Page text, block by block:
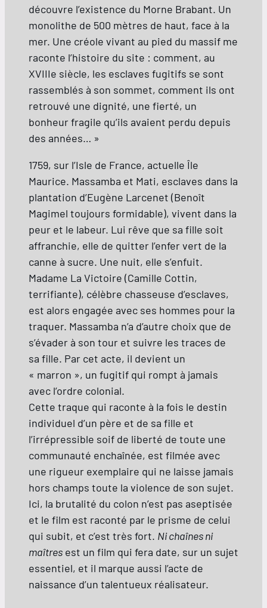
découvre l’existence du Morne Brabant. Un
monolithe de 500 mètres de haut, face à la
mer. Une créole vivant au pied du massif me
raconte l’histoire du site : comment, au
XVIIIe siècle, les esclaves fugitifs se sont
rassemblés à son sommet, comment ils ont
retrouvé une dignité, une fierté, un
bonheur fragile qu’ils avaient perdu depuis
des années… »
1759, sur l’Isle de France, actuelle Île
Maurice. Massamba et Mati, esclaves dans la
plantation d’Eugène Larcenet (Benoît
Magimel toujours formidable), vivent dans la
peur et le labeur. Lui rêve que sa fille soit
affranchie, elle de quitter l’enfer vert de la
canne à sucre. Une nuit, elle s’enfuit.
Madame La Victoire (Camille Cottin,
terrifiante), célèbre chasseuse d’esclaves,
est alors engagée avec ses hommes pour la
traquer. Massamba n’a d’autre choix que de
s’évader à son tour et suivre les traces de
sa fille. Par cet acte, il devient un
« marron », un fugitif qui rompt à jamais
avec l’ordre colonial.
Cette traque qui raconte à la fois le destin
individuel d’un père et de sa fille et
l’irrépressible soif de liberté de toute une
communauté enchaînée, est filmée avec
une rigueur exemplaire qui ne laisse jamais
hors champs toute la violence de son sujet.
Ici, la brutalité du colon n’est pas aseptisée
et le film est raconté par le prisme de celui
qui subit, et c’est très fort. Ni chaînes ni
maîtres est un film qui fera date, sur un sujet
essentiel, et il marque aussi l’acte de
naissance d’un talentueux réalisateur.